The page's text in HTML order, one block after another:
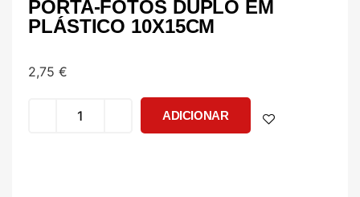
PORTA-FOTOS DUPLO EM
PLÁSTICO 10X15CM
2,75 €
ADICIONAR